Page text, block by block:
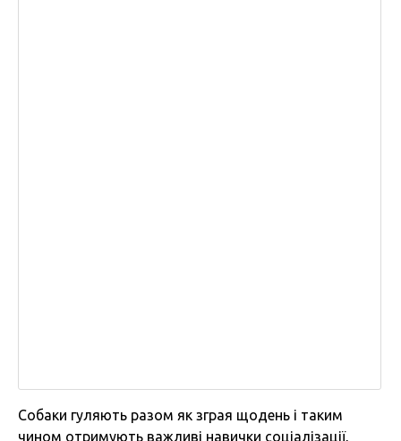
Собаки гуляють разом як зграя щодень і таким
чином отримують важливі навички соціалізації,